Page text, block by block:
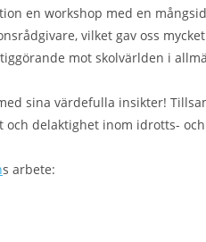
en workshop med en
vilket gav oss
mot skolvärlden i
sina värdefulla insikter!
delaktighet inom idrotts-
s arbete: